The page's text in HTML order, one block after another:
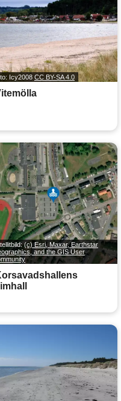
Icy2008 CC BY-SA 4.0
(c) Esri, Maxar, Earthstar
and the GIS User